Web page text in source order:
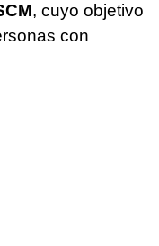
, cuyo objetivo
con